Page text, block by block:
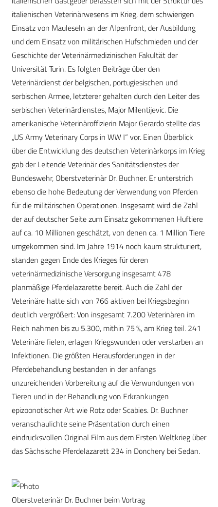
italienischen Veterinärwesens im Krieg, dem schwierigen
Einsatz von Mauleseln an der Alpenfront, der Ausbildung
und dem Einsatz von militärischen Hufschmieden und der
Geschichte der Veterinärmedizinischen Fakultät der
Universität Turin. Es folgten Beiträge über den
Veterinärdienst der belgischen, portugiesischen und
serbischen Armee, letzterer gehalten durch den Leiter des
serbischen Veterinärdienstes, Major Milentijevic. Die
amerikanische Veterinäroffizierin Major Gerardo stellte das
„US Army Veterinary Corps in WW I“ vor. Einen Überblick
über die Entwicklung des deutschen Veterinärkorps im Krieg
gab der Leitende Veterinär des Sanitätsdienstes der
Bundeswehr, Oberstveterinär Dr. Buchner. Er unterstrich
ebenso die hohe Bedeutung der Verwendung von Pferden
für die militärischen Operationen. Insgesamt wird die Zahl
der auf deutscher Seite zum Einsatz ­gekommenen Huftiere
auf ca. 10 Millionen geschätzt, von denen ca. 1 Million Tiere
umgekommen sind. Im Jahre 1914 noch kaum strukturiert,
standen gegen Ende des Krieges für ­deren
veterinärmedizinische Versorgung insgesamt 478
planmäßige Pferdelazarette bereit. Auch die Zahl der
Veterinäre hatte sich von 766 aktiven bei Kriegsbeginn
deutlich vergrößert: Von insgesamt 7.200 Veterinären im
Reich nahmen bis zu 5.300, mithin 75 %, am Krieg teil. 241
Veterinäre fielen, erlagen Kriegswunden oder verstarben an
Infektionen. Die größten Herausforderungen in der
Pferdebehandlung bestanden in der anfangs
unzureichenden Vorbereitung auf die Verwundungen von
Tieren und in der Behandlung von Erkrankungen
epizoonotischer Art wie Rotz oder Scabies. Dr. Buchner
veranschaulichte seine Präsentation durch einen
eindrucksvollen Original Film aus dem Ersten Weltkrieg über
das Sächsische Pferdelazarett 234 in Donchery bei Sedan.
Oberstveterinär Dr. Buchner beim Vortrag